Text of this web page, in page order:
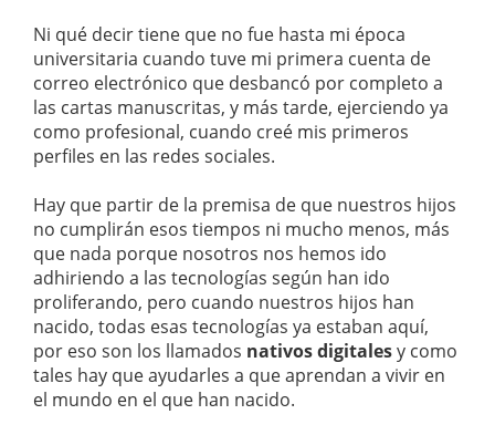
Ni qué decir tiene que no fue hasta mi época
universitaria cuando tuve mi primera cuenta de
correo electrónico que desbancó por completo a
las cartas manuscritas, y más tarde, ejerciendo ya
como profesional, cuando creé mis primeros
perfiles en las redes sociales.
Hay que partir de la premisa de que nuestros hijos
no cumplirán esos tiempos ni mucho menos, más
que nada porque nosotros nos hemos ido
adhiriendo a las tecnologías según han ido
proliferando, pero cuando nuestros hijos han
nacido, todas esas tecnologías ya estaban aquí,
por eso son los llamados nativos digitalesy como
tales hay que ayudarles a que aprendan a vivir en
el mundo en el que han nacido.